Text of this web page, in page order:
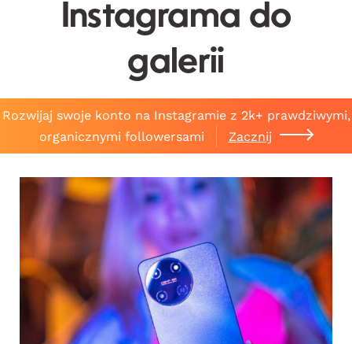
Instagrama do
galerii
Rozwijaj swoje konto na Instagramie z 2k+ prawdziwymi,
organicznymi followersami
Zacznij